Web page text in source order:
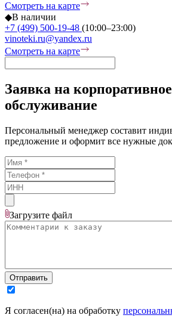
Смотреть на карте
◆В наличии
+7 (499) 500-19-48 (10:00–23:00)
vinoteki.ru@yandex.ru
Смотреть на карте
Заявка на корпоративное
обслуживание
Персональный менеджер составит
предложение и оформит все нужные
Загрузите файл
Отправить
Я согласен(на) на обработку